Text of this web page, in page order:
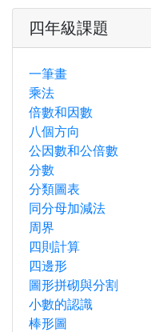
四年級課題
一筆畫
乘法
倍數和因數
八個方向
公因數和公倍數
分數
分類圖表
同分母加減法
周界
四則計算
四邊形
圖形拼砌與分割
小數的認識
棒形圖